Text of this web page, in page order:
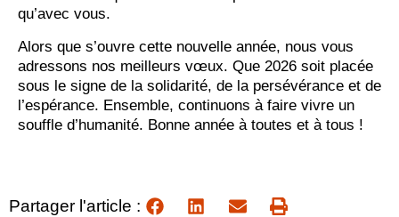
qu’avec vous.
Alors que s’ouvre cette nouvelle année, nous vous
adressons nos meilleurs vœux. Que 2026 soit placée
sous le signe de la solidarité, de la persévérance et de
l’espérance. Ensemble, continuons à faire vivre un
souffle d’humanité. Bonne année à toutes et à tous !
Partager l'article :